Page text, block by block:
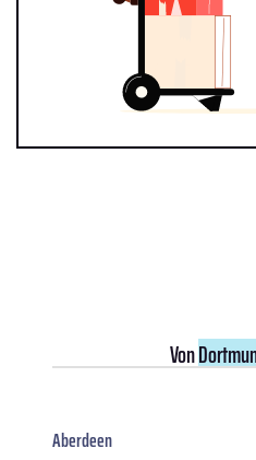
Von
Aberdeen